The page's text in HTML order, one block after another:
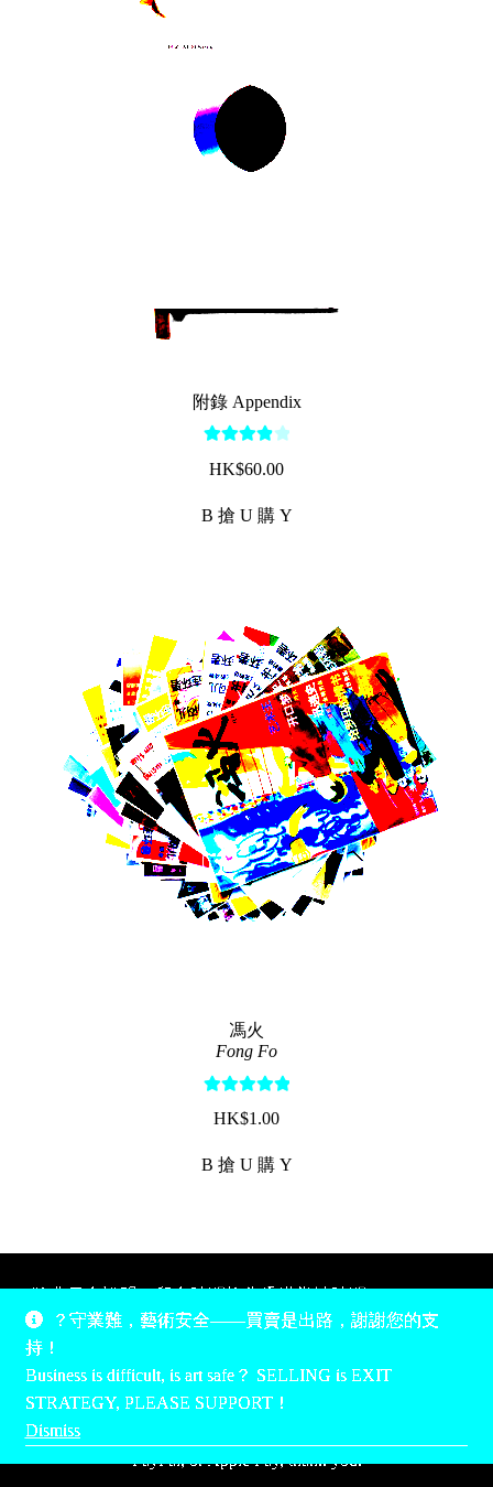
？守業難，藝術安全——買賣是出路，謝謝您的支
持！
Business is difficult, is art safe？ SELLING is EXIT
STRATEGY, PLEASE SUPPORT！
Dismiss
附錄 Appendix
out of 5
$60.00
B 搶 U 購 Y
馮火
Fong Fo
out of 5
$1.00
B 搶 U 購 Y
所有跟錢有關的事情是港幣價，我們收信用卡、支付寶、
Unless otherwise specified, all times are listed in Hong Kong
local time, UTC +8. All money stuff is listed in Hong Kong
Dollar$, with your support accepted via credit card, Alipay,
PayPal, or Apple Pay, thank you.